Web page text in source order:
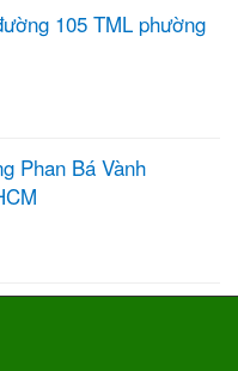
105 TML phường
Phan Bá Vành